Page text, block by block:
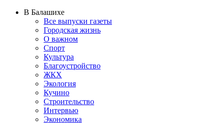
В Балашихе
Все выпуски газеты
Городская жизнь
О важном
Спорт
Культура
Благоустройство
ЖКХ
Экология
Кучино
Строительство
Интервью
Экономика